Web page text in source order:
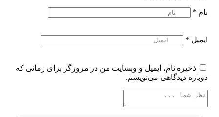
نام *
ایمیل *
ذخیره نام، ایمیل و وبسایت من در مرورگر برای زمانی که
دوباره دیدگاهی می‌نویسم.